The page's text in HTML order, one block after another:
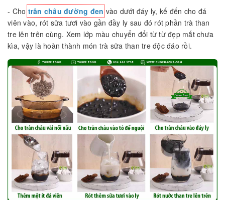
- Chotrân châu đường đenvào dưới đáy ly, kế đến cho đá
viên vào, rót sữa tươi vào gần đầy ly sau đó rót phần trà than
tre lên trên cùng. Xem lớp màu chuyển đổi từ từ đẹp mắt chưa
kìa, vậy là hoàn thành món trà sữa than tre độc đáo rồi.